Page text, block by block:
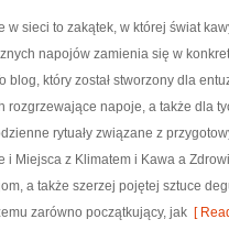
w sieci to zakątek, w której świat
napojów zamienia się w
blog, który został stworzony dla
rozgrzewające napoje, a także dla
rytuały związane z
i Miejsca z Klimatem i Kawa a
a także szerzej pojętej sztuce
zarówno początkujący, jak [